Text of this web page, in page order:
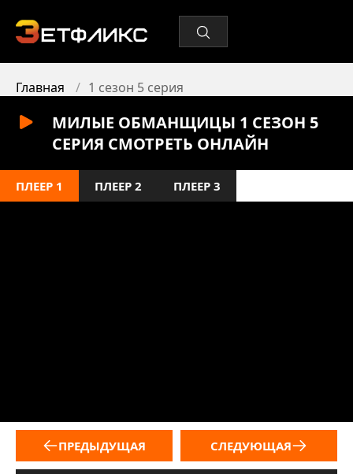
Главная 1 сезон 5 серия
МИЛЫЕ ОБМАНЩИЦЫ 1 СЕЗОН 5
СЕРИЯ СМОТРЕТЬ ОНЛАЙН
ПЛЕЕР 1 ПЛЕЕР 2 ПЛЕЕР 3
ПРЕДЫДУЩАЯ СЛЕДУЮЩАЯ